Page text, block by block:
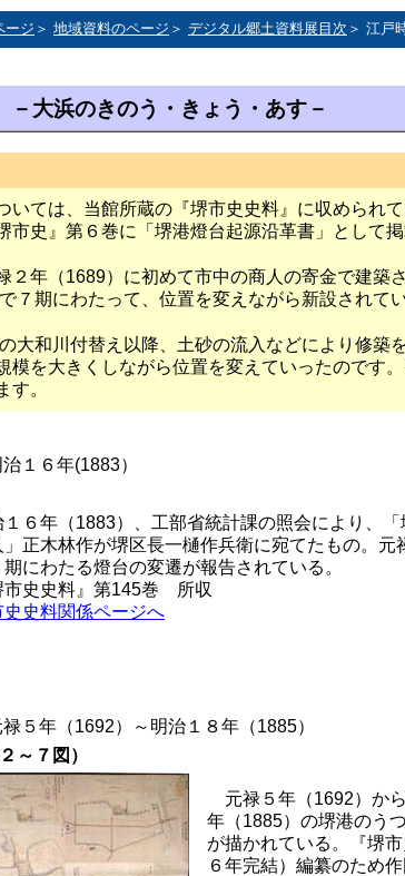
ージ ＞ 地域資料のページ ＞ デジタル郷土資料展目次 ＞ 江戸
－大浜のきのう・きょう・あす－
いては、当館所蔵の『堺市史史料』に収められ
市史』第６巻に「堺港燈台起源沿革書」として
２年（1689）に初めて市中の商人の寄金で建築
７期にわたって、位置を変えながら新設されて
大和川付替え以降、土砂の流入などにより修築
模を大きくしながら位置を変えていったのです
す。
治１６年(1883）
１６年（1883）、工部省統計課の照会により、「
」正木林作が堺区長一樋作兵衛に宛てたもの。元
期にわたる燈台の変遷が報告されている。
市史史料』第145巻 所収
史史料関係ページへ
禄５年（1692）～明治１８年（1885）
～７図）
元禄５年（1692）か
年（1885）の堺港のう
が描かれている。『堺
６年完結）編纂のため